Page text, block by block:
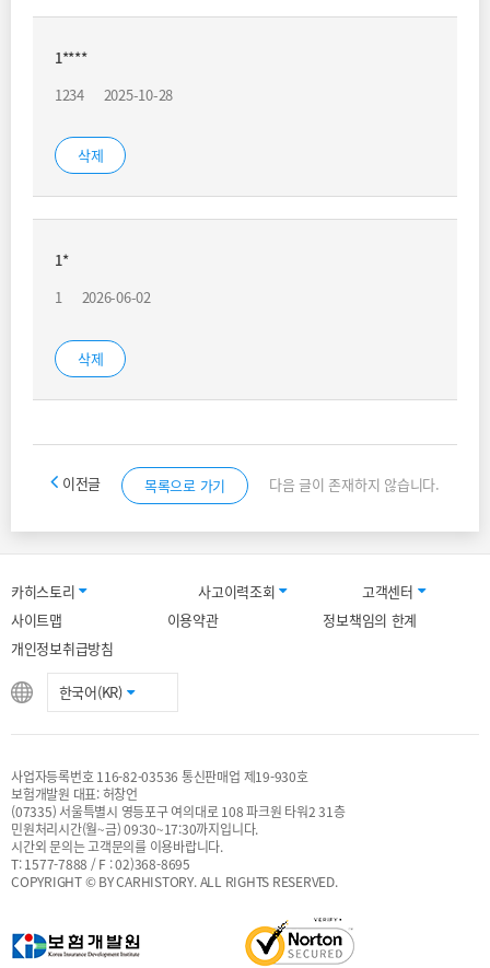
1****
1234
2025-10-28
삭제
1*
1
2026-06-02
삭제
이전글 목록으로 가기 다음 글이 존재하지 않습니다.
카히스토리 사고이력조회
고객센터
사이트맵
이용약관
정보책임의 한계
개인정보취급방침
한국어(KR)
사업자등록번호 116-82-03536 통신판매업 제19-930호
보험개발원 대표: 허창언
(07335) 서울특별시 영등포구 여의대로 108 파크원 타워2 31층
민원처리시간(월~금) 09:30~17:30까지입니다.
시간외 문의는 고객문의를 이용바랍니다.
T: 1577-7888 / F : 02)368-8695
COPYRIGHT © BY CARHISTORY. ALL RIGHTS RESERVED.